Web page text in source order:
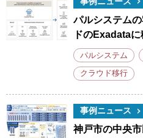
パルシステム
ドのExadata
パルシステム
クラウド移行
事例ニュース
神戸市の中央